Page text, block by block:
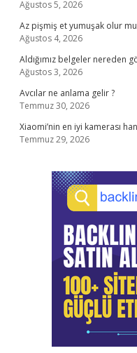
Ağustos 5, 2026
Az pişmiş et yumuşak olur
Ağustos 4, 2026
Aldığımız belgeler nereden
Ağustos 3, 2026
Avcılar ne anlama gelir ?
Temmuz 30, 2026
Xiaomi’nin en iyi kamerası
Temmuz 29, 2026